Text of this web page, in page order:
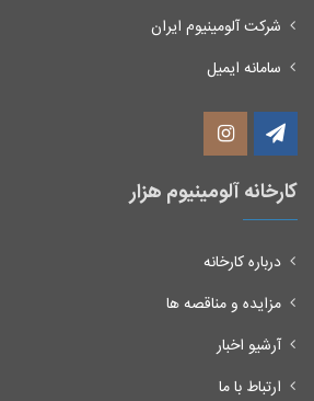
شرکت آلومینیوم ایران
سامانه ایمیل
کارخانه آلومینیوم هزار
درباره کارخانه
مزایده و مناقصه ها
آرشیو اخبار
ارتباط با ما